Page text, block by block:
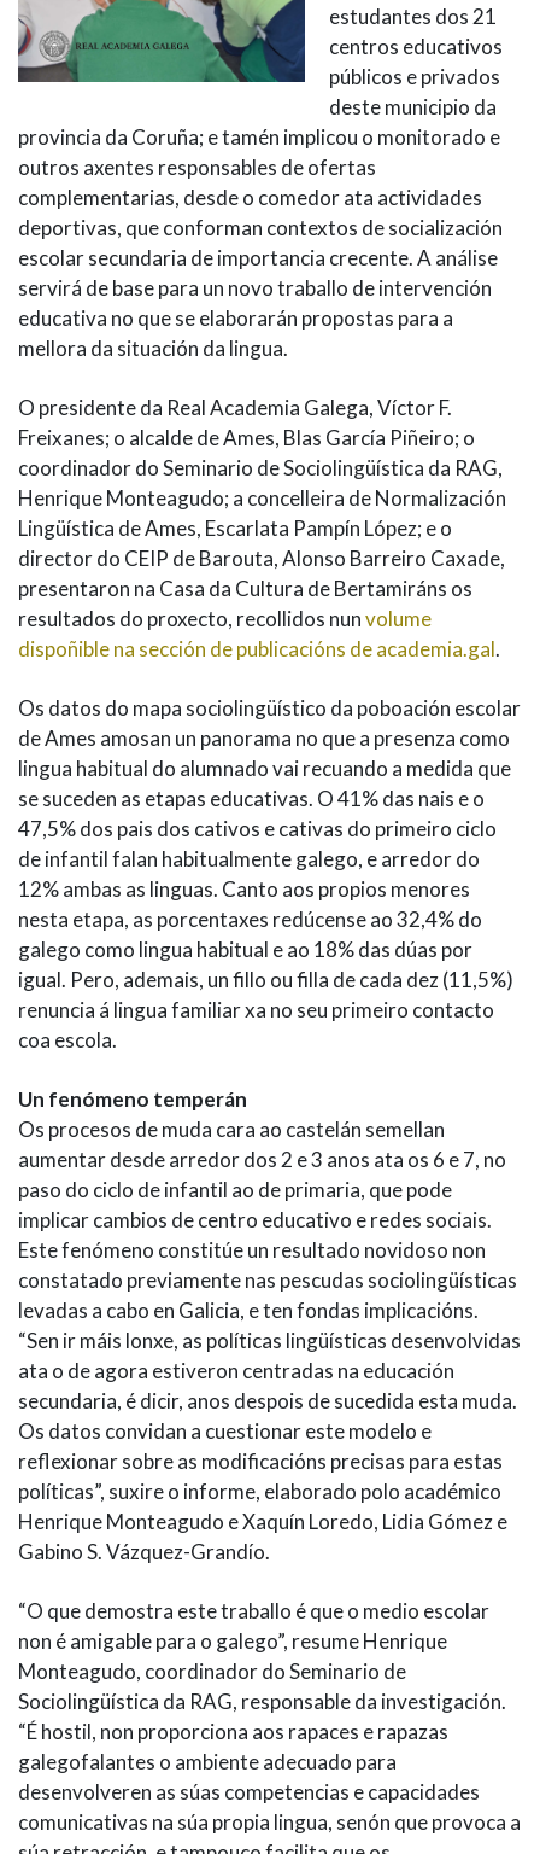
estudantes dos 21
centros educativos
públicos e privados
deste municipio da
provincia da Coruña; e tamén implicou o monitorado e
outros axentes responsables de ofertas
complementarias, desde o comedor ata actividades
deportivas, que conforman contextos de socialización
escolar secundaria de importancia crecente. A análise
servirá de base para un novo traballo de intervención
educativa no que se elaborarán propostas para a
mellora da situación da lingua.
O presidente da Real Academia Galega, Víctor F.
Freixanes; o alcalde de Ames, Blas García Piñeiro; o
coordinador do Seminario de Sociolingüística da RAG,
Henrique Monteagudo; a concelleira de Normalización
Lingüística de Ames, Escarlata Pampín López; e o
director do CEIP de Barouta, Alonso Barreiro Caxade,
presentaron na Casa da Cultura de Bertamiráns os
resultados do proxecto, recollidos nunvolume
dispoñible na sección de publicacións de academia.gal.
Os datos do mapa sociolingüístico da poboación escolar
de Ames amosan un panorama no que a presenza como
lingua habitual do alumnado vai recuando a medida que
se suceden as etapas educativas. O 41% das nais e o
47,5% dos pais dos cativos e cativas do primeiro ciclo
de infantil falan habitualmente galego, e arredor do
12% ambas as linguas. Canto aos propios menores
nesta etapa, as porcentaxes redúcense ao 32,4% do
galego como lingua habitual e ao 18% das dúas por
igual. Pero, ademais, un fillo ou filla de cada dez (11,5%)
renuncia á lingua familiar xa no seu primeiro contacto
coa escola.
Un fenómeno temperán
Os procesos de muda cara ao castelán semellan
aumentar desde arredor dos 2 e 3 anos ata os 6 e 7, no
paso do ciclo de infantil ao de primaria, que pode
implicar cambios de centro educativo e redes sociais.
Este fenómeno constitúe un resultado novidoso non
constatado previamente nas pescudas sociolingüísticas
levadas a cabo en Galicia, e ten fondas implicacións.
“Sen ir máis lonxe, as políticas lingüísticas desenvolvidas
ata o de agora estiveron centradas na educación
secundaria, é dicir, anos despois de sucedida esta muda.
Os datos convidan a cuestionar este modelo e
reflexionar sobre as modificacións precisas para estas
políticas”, suxire o informe, elaborado polo académico
Henrique Monteagudo e Xaquín Loredo, Lidia Gómez e
Gabino S. Vázquez-Grandío.
“O que demostra este traballo é que o medio escolar
non é amigable para o galego”, resume Henrique
Monteagudo, coordinador do Seminario de
Sociolingüística da RAG, responsable da investigación.
“É hostil, non proporciona aos rapaces e rapazas
galegofalantes o ambiente adecuado para
desenvolveren as súas competencias e capacidades
comunicativas na súa propia lingua, senón que provoca a